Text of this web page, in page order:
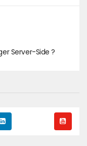
Server-Side ?